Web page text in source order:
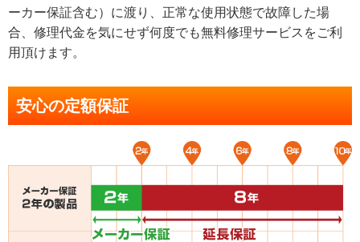
ーカー保証含む）に渡り、正常な使用状態で故障した場
合、修理代金を気にせず何度でも無料修理サービスをご利
用頂けます。
安心の定額保証